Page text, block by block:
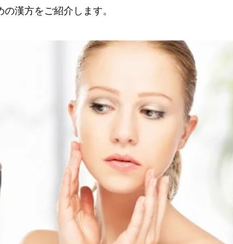
漢方をご紹介します。